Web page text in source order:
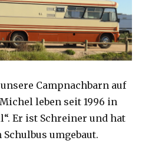
Campnachbarn auf
leben seit 1996 in
Er ist Schreiner und hat
umgebaut.